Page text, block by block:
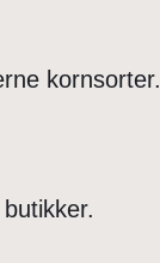
kornsorter.